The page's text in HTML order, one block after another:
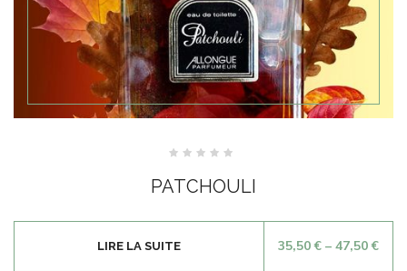
sur
5
PATCHOULI
35,50€ – 47,50€
LIRE LA SUITE